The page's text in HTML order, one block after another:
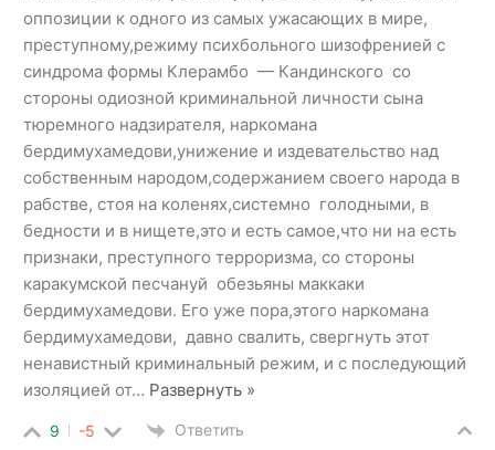
оппозиции к одного из самых ужасающих в мире,
преступному,режиму психбольного шизофренией с
синдрома формы Клерамбо — Кандинского со
стороны одиозной криминальной личности сына
тюремного надзирателя, наркомана
бердимухамедови,унижение и издевательство над
собственным народом,содержанием своего народа в
рабстве, стоя на коленях,системно голодными, в
бедности и в нищете,это и есть самое,что ни на есть
признаки, преступного терроризма, со стороны
каракумской песчануй обезьяны маккаки
бердимухамедови. Его уже пора,этого наркомана
бердимухамедови, давно свалить, свергнуть этот
ненавистный криминальный режим, и с последующий
изоляцией от… Развернуть »
9 -5 Ответить